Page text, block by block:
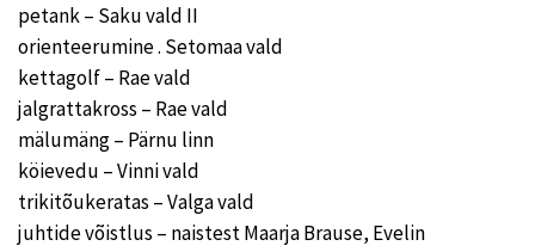
petank – Saku vald II
orienteerumine . Setomaa vald
kettagolf – Rae vald
jalgrattakross – Rae vald
mälumäng – Pärnu linn
köievedu – Vinni vald
trikitõukeratas – Valga vald
juhtide võistlus – naistest Maarja Brause, Evelin